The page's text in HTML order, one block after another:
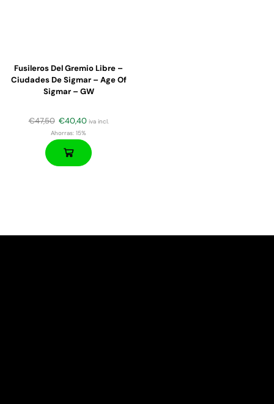
Fusileros Del Gremio Libre –
Ciudades De Sigmar – Age Of
Sigmar – GW
€47,50 €40,40 iva incl.
Ahorras: 15%